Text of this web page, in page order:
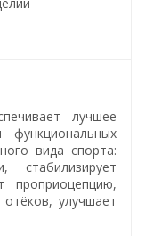
лучшее
функциональных
вида спорта:
стабилизирует
улучшает